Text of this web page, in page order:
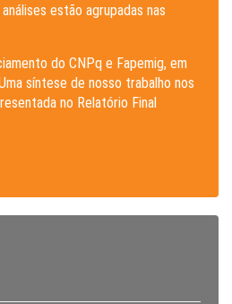
estão agrupadas nas
do CNPq e Fapemig, em
síntese de nosso trabalho nos
no Relatório Final